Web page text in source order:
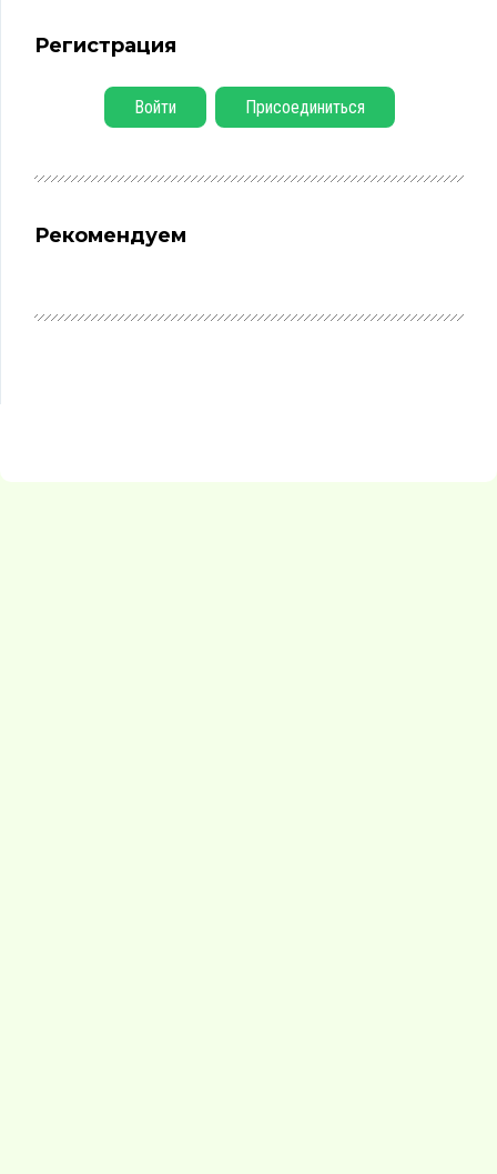
Регистрация
Войти Присоединиться
Рекомендуем